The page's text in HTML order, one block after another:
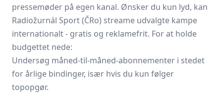
pressemøder på egen kanal. Ønsker du kun lyd, kan
Radiožurnál Sport (ČRo) streame udvalgte kampe
internationalt - gratis og reklamefrit. For at holde
budgettet nede:
Undersøg måned-til-måned-abonnementer i stedet
for årlige bindinger, især hvis du kun følger
topopgør.